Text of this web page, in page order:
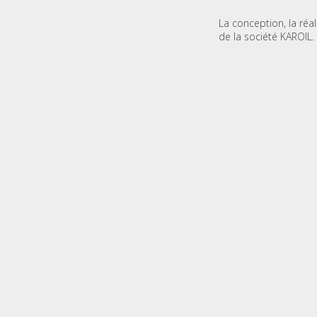
La conception, la
de la société KAROIL.